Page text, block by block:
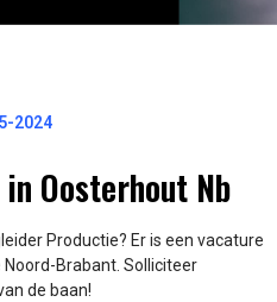
2024
Oosterhout Nb
Productie? Er is een vacature
Brabant. Solliciteer
de baan!